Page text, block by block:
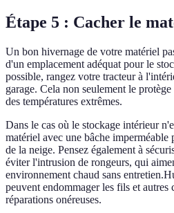
Étape 5 : Cacher le
Un bon hivernage de votre matériel
d'un emplacement adéquat pour le
possible, rangez votre tracteur à
garage. Cela non seulement le
des températures extrêmes.
Dans le cas où le stockage intérieur
matériel avec une bâche
de la neige. Pensez également à
éviter l'intrusion de rongeurs, qui
environnement chaud sans
peuvent endommager les fils et autres
réparations onéreuses.